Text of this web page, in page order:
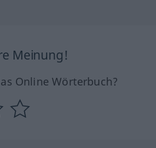
Meinung!
Online Wörterbuch?